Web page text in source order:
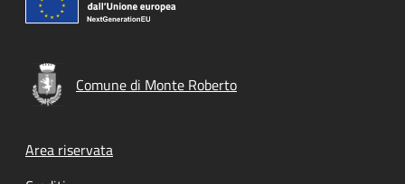
Comune di Monte Roberto
Footer menu
Area riservata